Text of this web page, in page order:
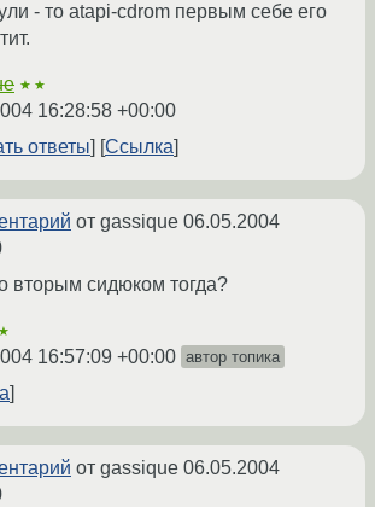
- то atapi-cdrom первым себе его
★★
16:28:58 +00:00
ответы
Ссылка
от gassique 06.05.2004
вторым сидюком тогда?
16:57:09 +00:00 автор топика
от gassique 06.05.2004